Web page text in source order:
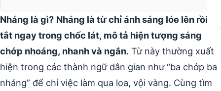
Nháng là gì? Nháng là từ chỉ ánh sáng lóe lên rồi
tắt ngay trong chốc lát, mô tả hiện tượng sáng
chớp nhoáng, nhanh và ngắn. Từ này thường xuất
hiện trong các thành ngữ dân gian như “ba chớp ba
nháng” để chỉ việc làm qua loa, vội vàng. Cùng tìm